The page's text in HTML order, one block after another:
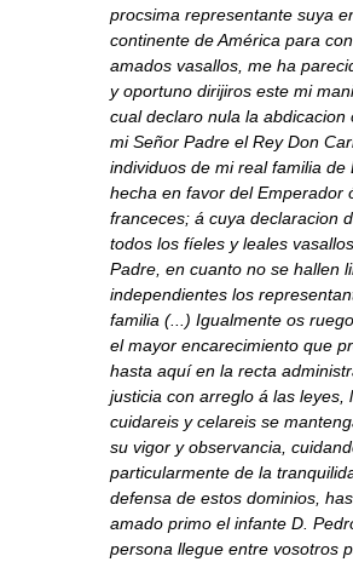
procsima representante suya
continente de América para
amados vasallos, me ha
y oportuno dirijiros este mi
cual declaro nula la abdicacion
mi Señor Padre el Rey Don
individuos de mi real familia de
hecha en favor del Emperador
franceces; á cuya declaracion
todos los fíeles y leales
Padre, en cuanto no se hallen
independientes los
familia (...) Igualmente os
el mayor encarecimiento que
hasta aquí en la recta
justicia con arreglo á las leyes,
cuidareis y celareis se
su vigor y observancia,
particularmente de la
defensa de estos dominios,
amado primo el infante D.
persona llegue entre vosotros